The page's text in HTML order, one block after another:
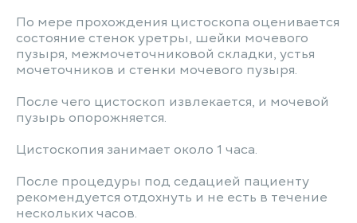
По мере прохождения цистоскопа оценивается
состояние стенок уретры, шейки мочевого
пузыря, межмочеточниковой складки, устья
мочеточников и стенки мочевого пузыря.
После чего цистоскоп извлекается, и мочевой
пузырь опорожняется.
Цистоскопия занимает около 1 часа.
После процедуры под седацией пациенту
рекомендуется отдохнуть и не есть в течение
нескольких часов.